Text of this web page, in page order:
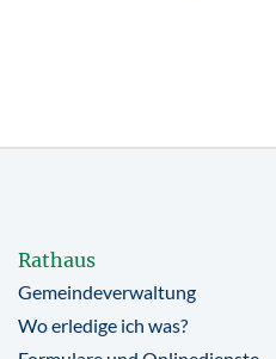
Rathaus
Gemeindeverwaltung
Wo erledige ich was?